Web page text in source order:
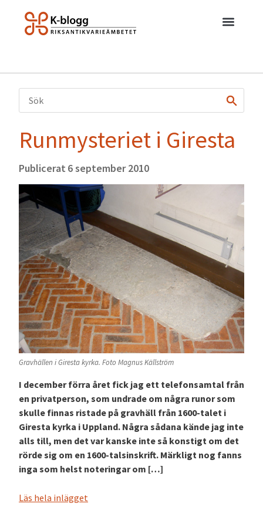
Runmysteriet i Giresta
Publicerat 6 september 2010
Gravhällen i Giresta kyrka. Foto Magnus Källström
I december förra året fick jag ett telefonsamtal från
en privatperson, som undrade om några runor som
skulle finnas ristade på gravhäll från 1600-talet i
Giresta kyrka i Uppland. Några sådana kände jag inte
alls till, men det var kanske inte så konstigt om det
rörde sig om en 1600-talsinskrift. Märkligt nog fanns
inga som helst noteringar om […]
Läs hela inlägget